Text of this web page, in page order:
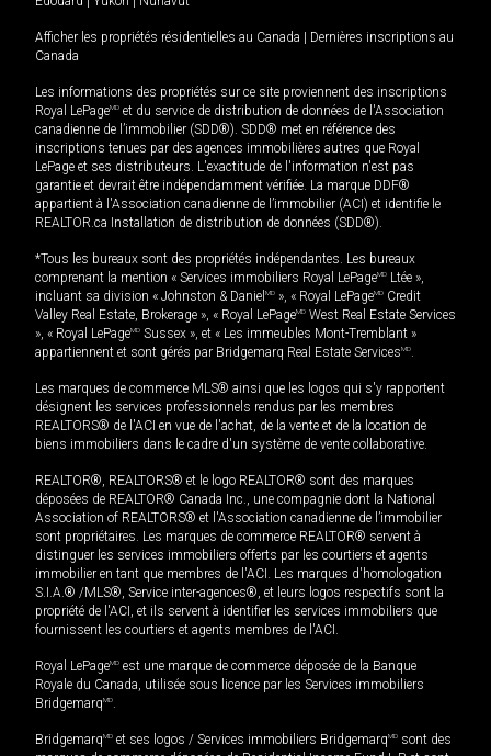
Afficher les propriétés résidentielles au Canada
Dernières inscriptions au
Canada
Les informations des propriétés sur ce site proviennent des inscriptions
Royal LePageMD et du service de distribution de données de l'Association
canadienne de l’immobilier (SDD®). SDD® met en référence des
inscriptions tenues par des agences immobilières autres que Royal
LePage et ses distributeurs. L'exactitude de l'information n'est pas
garantie et devrait être indépendamment vérifiée. La marque DDF®
appartient à l'Association canadienne de l’immobilier (ACI) et identifie le
REALTOR.ca Installation de distribution de données (SDD®).
*Tous les bureaux sont des propriétés indépendantes. Les bureaux
comprenant la mention « Services immobiliers Royal LePageMD Ltée »,
incluant sa division « Johnston & Daniel MD », « Royal LePageMD Credit
Valley Real Estate, Brokerage », « Royal LePageMD West Real Estate Services
», « Royal LePageMD Sussex », et « Les immeubles Mont-Tremblant »
appartiennent et sont gérés par Bridgemarq Real Estate ServicesMD.
Les marques de commerce MLS® ainsi que les logos qui s'y rapportent
désignent les services professionnels rendus par les membres
REALTORS® de l'ACI en vue de l'achat, de la vente et de la location de
biens immobiliers dans le cadre d'un système de vente collaborative.
REALTOR®, REALTORS® et le logo REALTOR® sont des marques
déposées de REALTOR® Canada Inc., une compagnie dont la National
Association of REALTORS® et l'Association canadienne de l’immobilier
sont propriétaires. Les marques de commerce REALTOR® servent à
distinguer les services immobiliers offerts par les courtiers et agents
immobilier en tant que membres de l'ACI. Les marques d'homologation
S.I.A.® /MLS®, Service inter-agences®, et leurs logos respectifs sont la
propriété de l'ACI, et ils servent à identifier les services immobiliers que
fournissent les courtiers et agents membres de l'ACI.
Royal LePageMD est une marque de commerce déposée de la Banque
Royale du Canada, utilisée sous licence par les Services immobiliers
BridgemarqMD.
BridgemarqMD et ses logos / Services immobiliers BridgemarqMD sont des